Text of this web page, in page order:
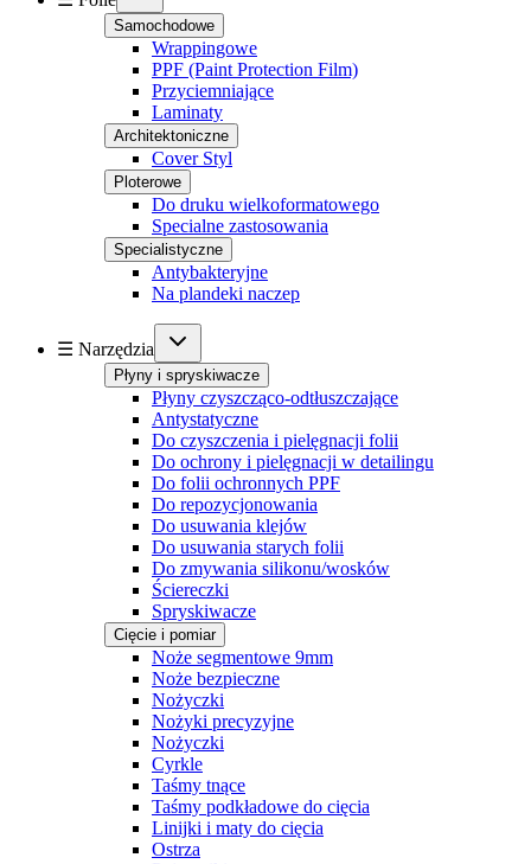
Samochodowe
Wrappingowe
PPF (Paint Protection Film)
Przyciemniające
Laminaty
Architektoniczne
Cover Styl
Ploterowe
Do druku wielkoformatowego
Specialne zastosowania
Specialistyczne
Antybakteryjne
Na plandeki naczep
☰ Narzędzia
Płyny i spryskiwacze
Płyny czyszcząco-odtłuszczające
Antystatyczne
Do czyszczenia i pielęgnacji folii
Do ochrony i pielęgnacji w detailingu
Do folii ochronnych PPF
Do repozycjonowania
Do usuwania klejów
Do usuwania starych folii
Do zmywania silikonu/wosków
Ściereczki
Spryskiwacze
Cięcie i pomiar
Noże segmentowe 9mm
Noże bezpieczne
Nożyczki
Nożyki precyzyjne
Nożyczki
Cyrkle
Taśmy tnące
Taśmy podkładowe do cięcia
Linijki i maty do cięcia
Ostrza